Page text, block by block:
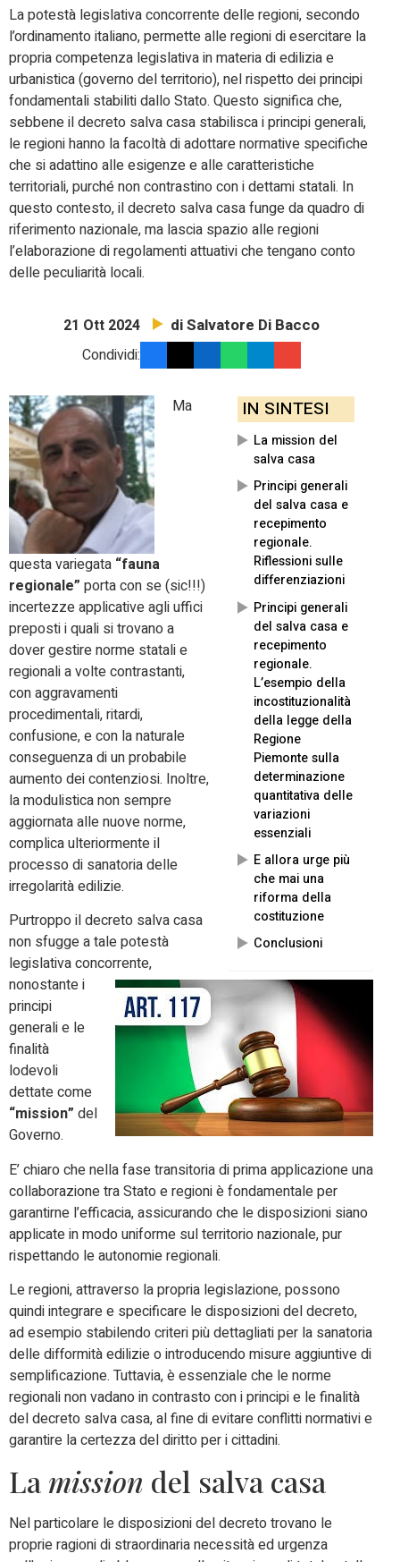
La potestà legislativa concorrente delle regioni, secondo
l’ordinamento italiano, permette alle regioni di esercitare la
propria competenza legislativa in materia di edilizia e
urbanistica (governo del territorio), nel rispetto dei principi
fondamentali stabiliti dallo Stato. Questo significa che,
sebbene il decreto salva casa stabilisca i principi generali,
le regioni hanno la facoltà di adottare normative specifiche
che si adattino alle esigenze e alle caratteristiche
territoriali, purché non contrastino con i dettami statali. In
questo contesto, il decreto salva casa funge da quadro di
riferimento nazionale, ma lascia spazio alle regioni
l’elaborazione di regolamenti attuativi che tengano conto
delle peculiarità locali.
21 Ott 2024 di Salvatore Di Bacco
Condividi:
IN SINTESI
La mission del
salva casa
Principi generali
del salva casa e
recepimento
regionale.
Riflessioni sulle
differenziazioni
Principi generali
del salva casa e
recepimento
regionale.
L’esempio della
incostituzionalità
della legge della
Regione
Piemonte sulla
determinazione
quantitativa delle
variazioni
essenziali
E allora urge più
che mai una
riforma della
costituzione
Conclusioni
Ma
questa variegata “fauna
regionale” porta con se (sic!!!)
incertezze applicative agli uffici
preposti i quali si trovano a
dover gestire norme statali e
regionali a volte contrastanti,
con aggravamenti
procedimentali, ritardi,
confusione, e con la naturale
conseguenza di un probabile
aumento dei contenziosi. Inoltre,
la modulistica non sempre
aggiornata alle nuove norme,
complica ulteriormente il
processo di sanatoria delle
irregolarità edilizie.
Purtroppo il decreto salva casa
non sfugge a tale potestà
legislativa concorrente,
nonostante i
principi
generali e le
finalità
lodevoli
dettate come
“mission” del
Governo.
E’ chiaro che nella fase transitoria di prima applicazione una
collaborazione tra Stato e regioni è fondamentale per
garantirne l’efficacia, assicurando che le disposizioni siano
applicate in modo uniforme sul territorio nazionale, pur
rispettando le autonomie regionali.
Le regioni, attraverso la propria legislazione, possono
quindi integrare e specificare le disposizioni del decreto,
ad esempio stabilendo criteri più dettagliati per la sanatoria
delle difformità edilizie o introducendo misure aggiuntive di
semplificazione. Tuttavia, è essenziale che le norme
regionali non vadano in contrasto con i principi e le finalità
del decreto salva casa, al fine di evitare conflitti normativi e
garantire la certezza del diritto per i cittadini.
La mission del salva casa
Nel particolare le disposizioni del decreto trovano le
proprie ragioni di straordinaria necessità ed urgenza